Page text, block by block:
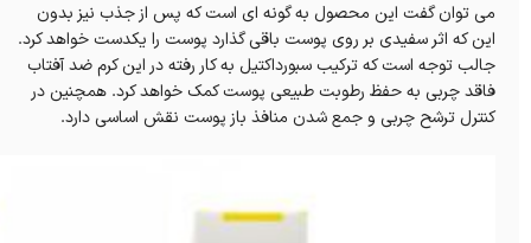
می توان گفت این محصول به گونه ای است که پس از جذب نیز بدون
این که اثر سفیدی بر روی پوست باقی گذارد پوست را یکدست خواهد کرد.
جالب توجه است که ترکیب سبورداکتیل به کار رفته در این کرم ضد آفتاب
فاقد چربی به حفظ رطوبت طبیعی پوست کمک خواهد کرد. همچنین در
کنترل ترشح چربی و جمع شدن منافذ باز پوست نقش اساسی دارد.